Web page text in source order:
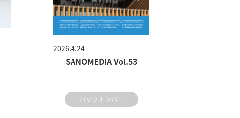
SANOMEDIA Vol.53
2026.4.24
バックナンバー